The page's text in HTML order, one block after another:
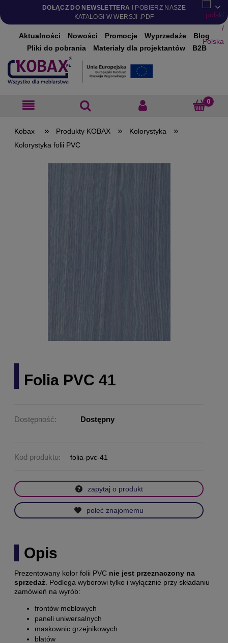
DOŁĄCZ DO NEWSLETTERA I POBIERZ NASZE
KATALOGI W WERSJI .PDF
Aktualności Nowości Promocje Wyprzedaże
Blog
Pliki do pobrania
Materiały dla projektantów B2B
» Produkty KOBAX » Kolorystyka »
Kolorystyka folii PVC
Folia PVC 41
Dostępność: Dostępny
Kod produktu: folia-pvc-41
zapytaj o produkt
poleć znajomemu
Opis
Prezentowany kolor folii PVC nie jest przeznaczony na
sprzedaż . Podlega wyborowi tylko i wyłącznie przy składaniu
zamówień na wyrób:
frontów meblowych
paneli uniwersalnych
maskownic grzejnikowych
blatów